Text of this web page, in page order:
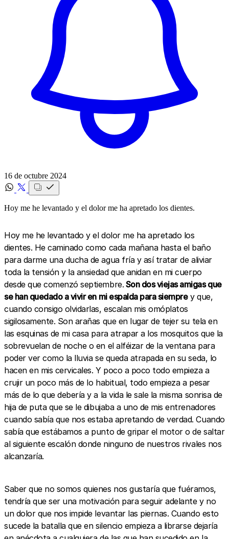
16 de octubre 2024
Hoy me he levantado y el dolor me ha apretado los dientes.
Hoy me he levantado y el dolor me ha apretado los
dientes. He caminado como cada mañana hasta el baño
para darme una ducha de agua fría y así tratar de aliviar
toda la tensión y la ansiedad que anidan en mi cuerpo
desde que comenzó septiembre. Son dos viejas amigas que
se han quedado a vivir en mi espalda para siemprey que,
cuando consigo olvidarlas, escalan mis omóplatos
sigilosamente. Son arañas que en lugar de tejer su tela en
las esquinas de mi casa para atrapar a los mosquitos que la
sobrevuelan de noche o en el alféizar de la ventana para
poder ver como la lluvia se queda atrapada en su seda, lo
hacen en mis cervicales. Y poco a poco todo empieza a
crujir un poco más de lo habitual, todo empieza a pesar
más de lo que debería y a la vida le sale la misma sonrisa de
hija de puta que se le dibujaba a uno de mis entrenadores
cuando sabía que nos estaba apretando de verdad. Cuando
sabía que estábamos a punto de gripar el motor o de saltar
al siguiente escalón donde ninguno de nuestros rivales nos
alcanzaría.
Saber que no somos quienes nos gustaría que fuéramos,
tendría que ser una motivación para seguir adelante y no
un dolor que nos impide levantar las piernas. Cuando esto
sucede la batalla que en silencio empieza a librarse dejaría